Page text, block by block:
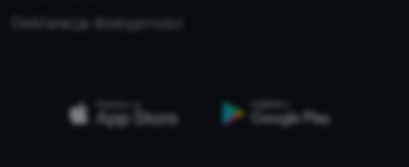
Deklaracja dostępności